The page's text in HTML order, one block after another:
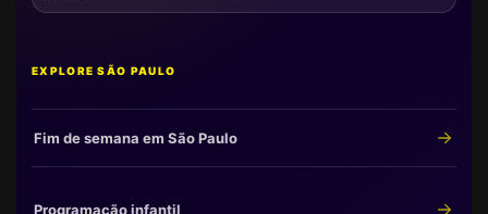
EXPLORE SÃO PAULO
Fim de semana em São Paulo
Programação infantil